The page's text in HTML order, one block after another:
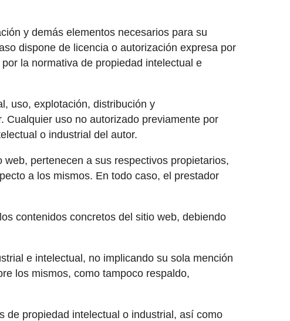
y demás elementos necesarios para su
dispone de licencia o autorización expresa por
la normativa de propiedad intelectual e
uso, explotación, distribución y
Cualquier uso no autorizado previamente por
o industrial del autor.
pertenecen a sus respectivos propietarios,
a los mismos. En todo caso, el prestador
contenidos concretos del sitio web, debiendo
e intelectual, no implicando su sola mención
los mismos, como tampoco respaldo,
de propiedad intelectual o industrial, así como